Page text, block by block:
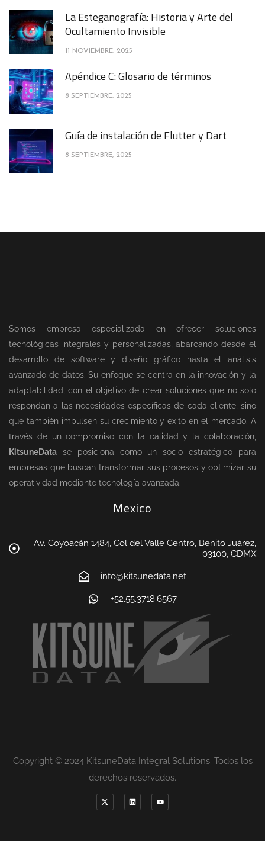
La Esteganografía: Historia y Arte del
Ocultamiento Invisible
11 NOVIEMBRE, 2025
Apéndice C: Glosario de términos
8 SEPTIEMBRE, 2025
Guía de instalación de Flutter y Dart
8 SEPTIEMBRE, 2025
Somos empresa especializada en ofrecer soluciones
tecnológicas integrales y personalizadas, abarcando desde el
desarrollo de software y diseño gráfico hasta el análisis
avanzado de datos. Su enfoque se centra en la innovación y la
adaptabilidad, con el objetivo de crear soluciones que no solo
respondan a las necesidades específicas de cada cliente, sino
que también impulsen su crecimiento y éxito en el mercado. A
través de un compromiso con la calidad y la colaboración,
KitsuneData se posiciona como un socio estratégico para
empresas que buscan transformar sus procesos y optimizar su
operatividad mediante tecnología avanzada.
Mexico
Av. Coyoacán 1484, Col del Valle Centro, Benito Juárez,
03100, CDMX
info@kitsunedata.net
+52.55.3718.6567
Copyright © 2024 KitsuneData Integral Solutions. Todos los
derechos reservados.